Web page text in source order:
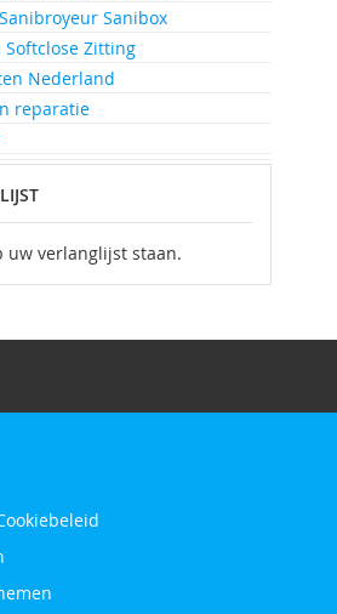
Sanibox
Zitting
Nederland
reparatie
uw verlanglijst staan.